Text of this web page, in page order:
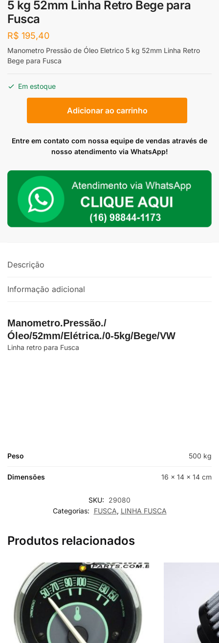
5 kg 52mm Linha Retro Bege para
Fusca
R$ 195,40
Manometro Pressão de Óleo Eletrico 5 kg 52mm Linha Retro
Bege para Fusca
Em estoque
Óleo
kg
52mm
Linha
Retro
Adicionar ao carrinho
Entre em contato com nossa equipe de vendas através de
nosso atendimento via WhatsApp!
Descrição
Informação adicional
Manometro.Pressão./
Óleo/52mm/Elétrica./0-5kg/Bege/VW
Linha retro para Fusca
Peso 500 kg
Dimensões 16 × 14 × 14 cm
SKU:
29080
Categorias:
FUSCA, LINHA FUSCA
Produtos relacionados